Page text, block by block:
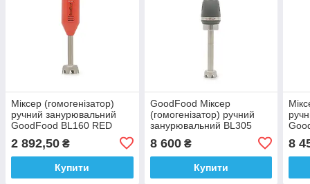
Міксер (гомогенізатор)
ручний занурювальний
GoodFood BL160 RED
2 892,50 ₴
Купити
GoodFood Міксер
(гомогенізатор) ручний
занурювальний BL305
8 600₴
Купити
8